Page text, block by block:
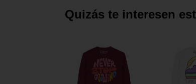
Quizás te interesen